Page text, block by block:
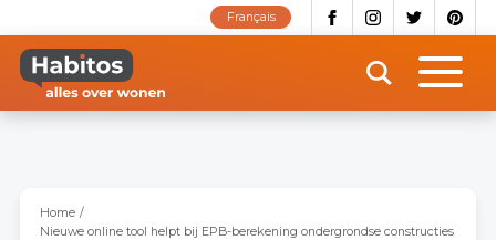
naar
inhoud
gaan
Français
Home
Nieuwe online tool helpt bij EPB-berekening ondergrondse constructies